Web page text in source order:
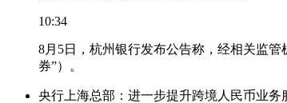
10:34
8月5日，杭州银行发布公告称，经相关监
券”）。
央行上海总部：进一步提升跨境人民币业务